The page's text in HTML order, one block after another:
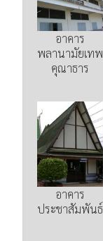
อาคาร
พลานามัยเทพ
คุณาธาร
อาคาร
ประชาสัมพันธ์